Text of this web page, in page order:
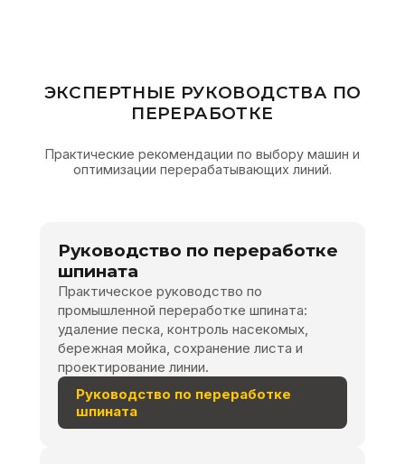
ЭКСПЕРТНЫЕ РУКОВОДСТВА ПО
ПЕРЕРАБОТКЕ
Практические рекомендации по выбору машин и
оптимизации перерабатывающих линий.
Руководство по переработке
шпината
Практическое руководство по
промышленной переработке шпината:
удаление песка, контроль насекомых,
бережная мойка, сохранение листа и
проектирование линии.
Руководство по переработке
шпината